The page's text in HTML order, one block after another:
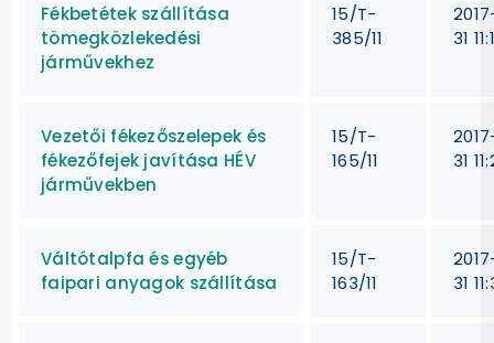
Fékbetétek szállítása
tömegközlekedési
járművekhez
15/T-
385/11
31
Vezetői fékezőszelepek és
fékezőfejek javítása HÉV
járművekben
15/T-
165/11
31
Váltótalpfa és egyéb
faipari anyagok szállítása
15/T-
163/11
31